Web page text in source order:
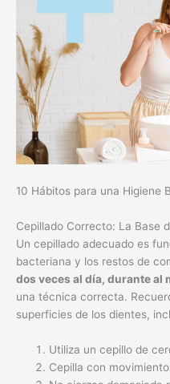
10 Hábitos para una Higiene
Cepillado Correcto: La Base
Un cepillado adecuado es
bacteriana y los restos de
una técnica correcta.
Utiliza un cepillo de
Cepilla con
No ejerzas demasiada
encías.
Cepilla la lengua para
están desgastadas.